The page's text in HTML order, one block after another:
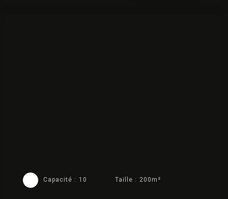
Capacité : 10 Taille : 200m²